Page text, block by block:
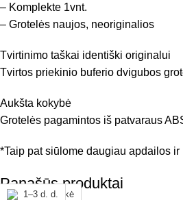
– Komplekte 1vnt.
– Grotelės naujos, neoriginalios
Tvirtinimo taškai identiški originalui
Tvirtos priekinio buferio dvigubos
Aukšta kokybė
Grotelės pagamintos iš patvaraus
*Taip pat siūlome daugiau apdailos
Panašūs produktai
1–3 d. d.
1–3 d. d.
1–3 d. d.
1–3 d. d.
Užsakoma prekė
1–3 d. d.
1–3 d. d.
1–3 d. d.